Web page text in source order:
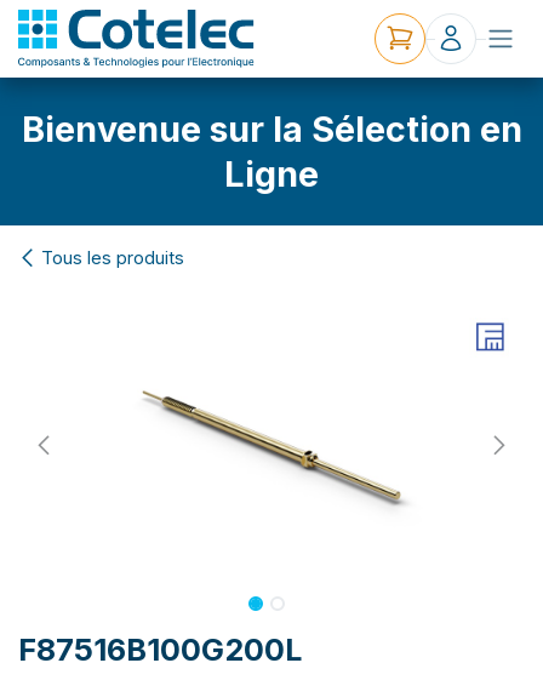
Bienvenue sur la Sélection en
Ligne
Tous les produits
F87516B100G200L